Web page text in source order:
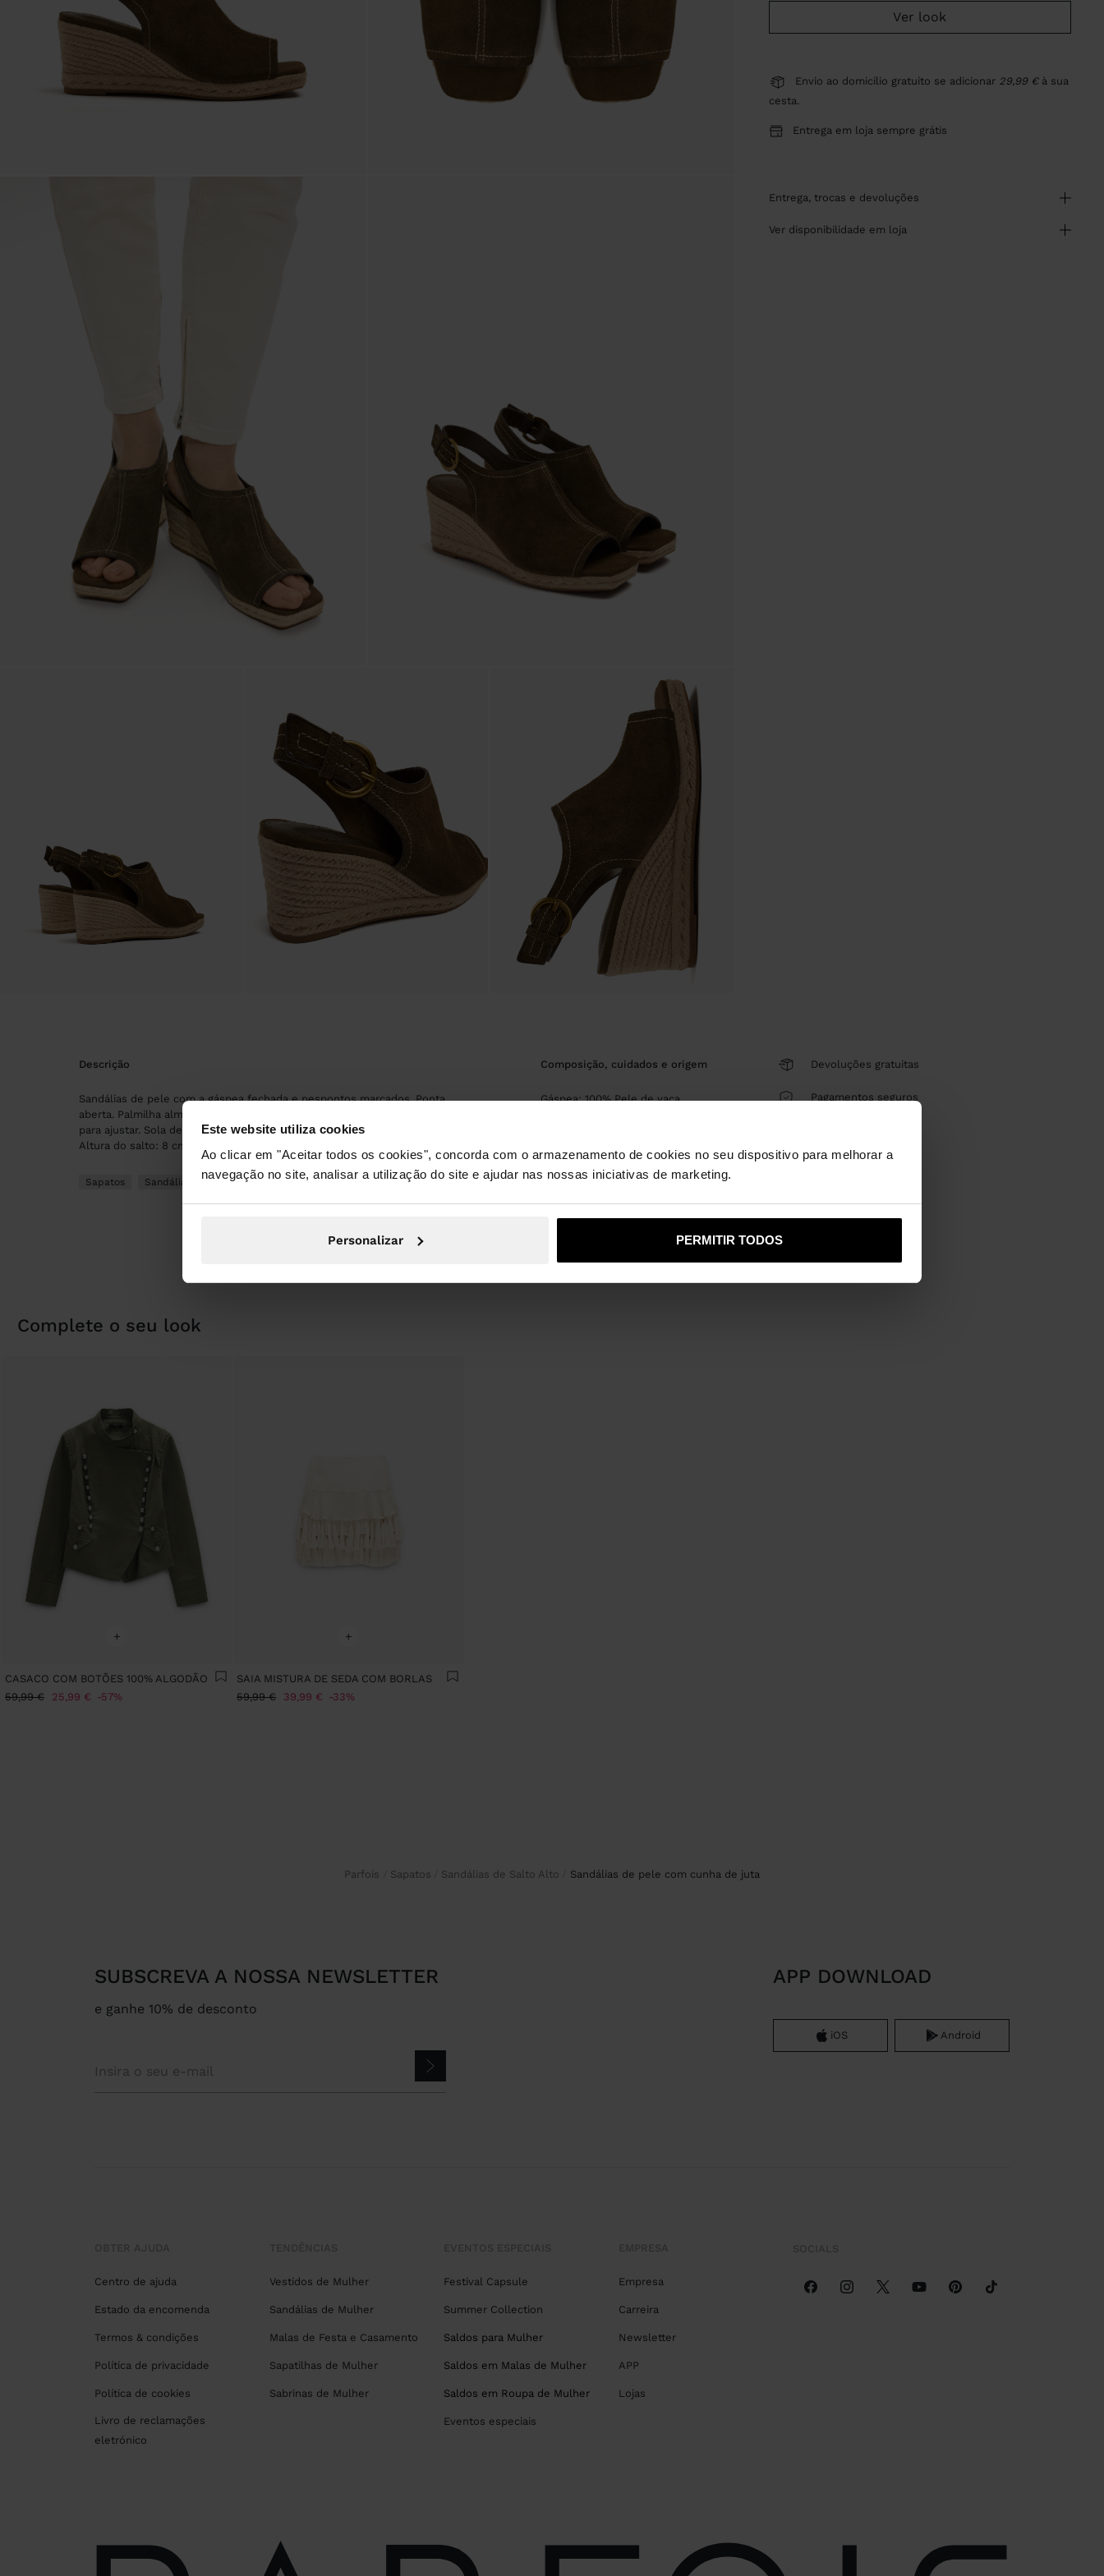
Este website utiliza cookies
Ao clicar em "Aceitar todos os cookies", concorda com o armazenamento de cookies no seu dispositivo para melhorar a
navegação no site, analisar a utilização do site e ajudar nas nossas iniciativas de marketing.
Personalizar PERMITIR TODOS
Ver look
Envio ao domicílio gratuito se adicionar 29,99 €à sua
cesta.
Entrega em loja sempre grátis
entrega, trocas e devoluções
ver disponibilidade em loja
descrição
Sandálias de pele com a gáspea fechada e pespontos marcados. Ponta
aberta. Palmilha almofadada. Biqueira quadrada. Fecho com tira e fivela
para ajustar. Sola de poliuretano termoplástico com rebordo em juta.
Altura do salto: 8 cm.
Sapatos Sandálias de Salto Alto
composição, cuidados e origem
Gáspea: 100% Pele de vaca
Palmilha: 80% Poliuretano, 20%
Sola: 100% Thermoplastic Rubber
Devoluções gratuitas
Pagamentos seguros
complete o seu look
+
CASACO COM BOTÕES 100% ALGODÃO
59,99 € 25,99 € 57%
+
SAIA MISTURA DE SEDA COM BORLAS
59,99 € 39,99 € 33%
Parfois Sapatos Sandálias de Salto Alto sandálias de pele com cunha de juta
SUBSCREVA A NOSSA NEWSLETTER
e ganhe 10% de desconto
APP DOWNLOAD
iOS Android
Centro de ajuda
Estado da encomenda
Termos & condições
Política de privacidade
Política de cookies
Livro de reclamações
eletrónico
Vestidos de Mulher
Sandálias de Mulher
Malas de Festa e Casamento
Sapatilhas de Mulher
Sabrinas de Mulher
Festival Capsule
Summer Collection
Saldos para Mulher
Saldos em Malas de Mulher
Saldos em Roupa de Mulher
Eventos especiais
Empresa
Carreira
Newsletter
APP
Lojas